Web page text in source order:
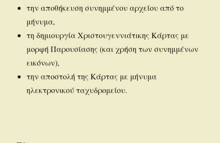
την αποθήκευση συνημμένου αρχείου από το
μήνυμα,
τη δημιουργία Χριστουγεννιάτικης Κάρτας με
μορφή Παρουσίασης (και χρήση των συνημμένων
εικόνων),
την αποστολή της Κάρτας με μήνυμα
ηλεκτρονικού ταχυδρομείου.